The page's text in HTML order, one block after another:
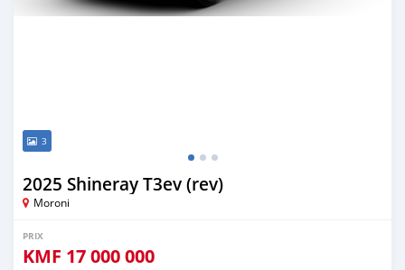
3
2025 Shineray T3ev (rev)
Moroni
PRIX
KMF 17 000 000